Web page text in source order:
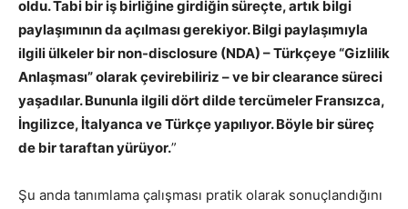
oldu. Tabi bir iş birliğine girdiğin süreçte, artık bilgi
paylaşımının da açılması gerekiyor. Bilgi paylaşımıyla
ilgili ülkeler bir non-disclosure (NDA) – Türkçeye “Gizlilik
Anlaşması” olarak çevirebiliriz – ve bir clearance süreci
yaşadılar. Bununla ilgili dört dilde tercümeler Fransızca,
İngilizce, İtalyanca ve Türkçe yapılıyor. Böyle bir süreç
de bir taraftan yürüyor.”
Şu anda tanımlama çalışması pratik olarak sonuçlandığını